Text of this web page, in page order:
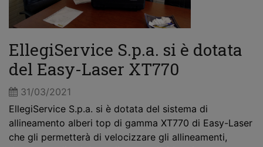
EllegiService S.p.a. si è dotata
del Easy-Laser XT770
31/03/2021
EllegiService S.p.a. si è dotata del sistema di
allineamento alberi top di gamma XT770 di Easy-Laser
che gli permetterà di velocizzare gli allineamenti,